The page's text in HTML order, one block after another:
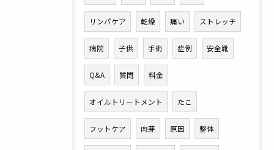
リンパケア 乾燥 痛い ストレッチ
病院 子供 手術 症例 安全靴
Q&A 質問 料金
オイルトリートメント たこ
フットケア 肉芽 原因 整体